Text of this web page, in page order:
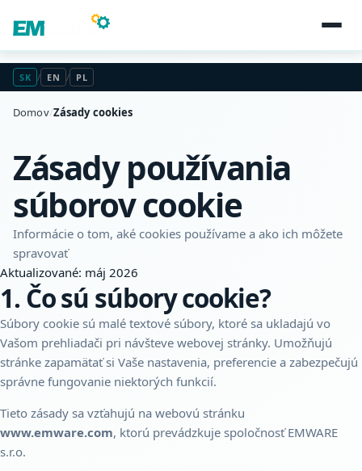
SK / EN / PL
Domov/Zásady cookies
Zásady používania
súborov cookie
Informácie o tom, aké cookies používame a ako ich môžete
spravovať
Aktualizované: máj 2026
1. Čo sú súbory cookie?
Súbory cookie sú malé textové súbory, ktoré sa ukladajú vo
Vašom prehliadači pri návšteve webovej stránky. Umožňujú
stránke zapamätať si Vaše nastavenia, preferencie a zabezpečujú
správne fungovanie niektorých funkcií.
Tieto zásady sa vzťahujú na webovú stránku
www.emware.com, ktorú prevádzkuje spoločnosť EMWARE
s.r.o.